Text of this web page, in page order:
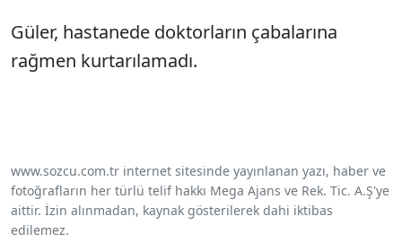
Güler, hastanede doktorların çabalarına
rağmen kurtarılamadı.
www.sozcu.com.tr internet sitesinde yayınlanan yazı, haber ve
fotoğrafların her türlü telif hakkı Mega Ajans ve Rek. Tic. A.Ş'ye
aittir. İzin alınmadan, kaynak gösterilerek dahi iktibas
edilemez.